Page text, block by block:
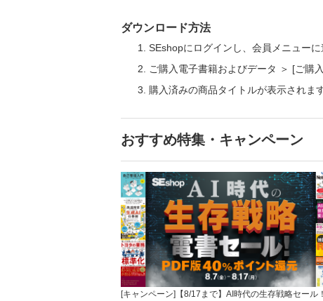
ダウンロード方法
SEshopにログインし、会員メニューに
ご購入電子書籍およびデータ ＞ [ご購
購入済みの商品タイトルが表示されま
おすすめ特集・キャンペーン
[キャンペーン]【8/17まで】AI時代の生存戦略セール！